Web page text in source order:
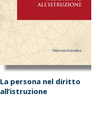
La persona nel diritto
all’istruzione